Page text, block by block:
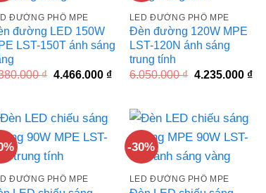
₫.
ĐƯỜNG PHỐ MPE
đường LED 150W
LST-150T ánh sáng
₫ Giá
4.466.000 ₫Giá
4.466.000 ₫.
LED ĐƯỜNG PHỐ MPE
Đèn đường 120W MPE
LST-120N ánh sáng
trung tính
6.050.000₫ Giá
4.235.000 ₫Giá
ĐƯỜNG PHỐ MPE
-30%
LED ĐƯỜNG PHỐ MPE